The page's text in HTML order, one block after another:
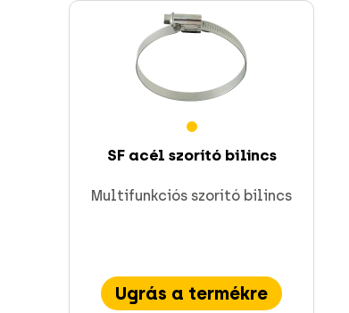
SF acél szorító bilincs
Multifunkciós szorító bilincs
Ugrás a termékre